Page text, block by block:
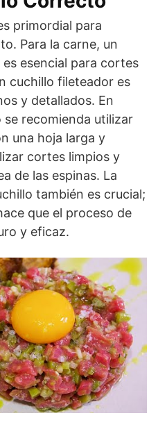
primordial para
Para la carne, un
esencial para cortes
cuchillo fileteador es
y detallados. En
se recomienda utilizar
una hoja larga y
cortes limpios y
de las espinas. La
también es crucial;
que el proceso de
y eficaz.